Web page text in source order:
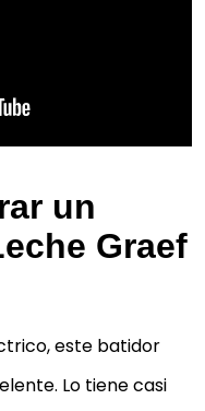
un
Graef
este batidor
Lo tiene casi